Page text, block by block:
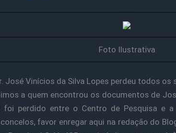
Foto Ilustrativa
José Vinícios da Silva Lopes perdeu todos os
a quem encontrou os documentos de
foi perdido entre o Centro de Pesquisa e a
favor enregar aqui na redação do